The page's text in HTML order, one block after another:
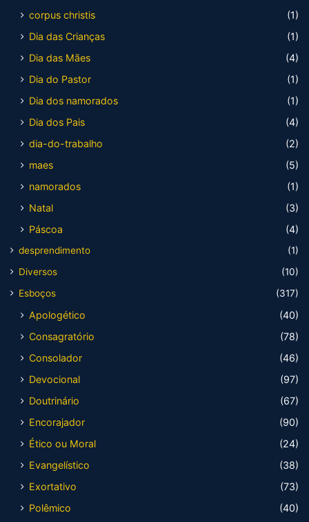
corpus christis
(1)
Dia das Crianças
(1)
Dia das Mães
(4)
Dia do Pastor
(1)
Dia dos namorados
(1)
Dia dos Pais
(4)
dia-do-trabalho
(2)
maes
(5)
namorados
(1)
Natal
(3)
Páscoa
(4)
desprendimento
(1)
Diversos
(10)
Esboços
(317)
Apologético
(40)
Consagratório
(78)
Consolador
(46)
Devocional
(97)
Doutrinário
(67)
Encorajador
(90)
Ético ou Moral
(24)
Evangelístico
(38)
Exortativo
(73)
Polêmico
(40)